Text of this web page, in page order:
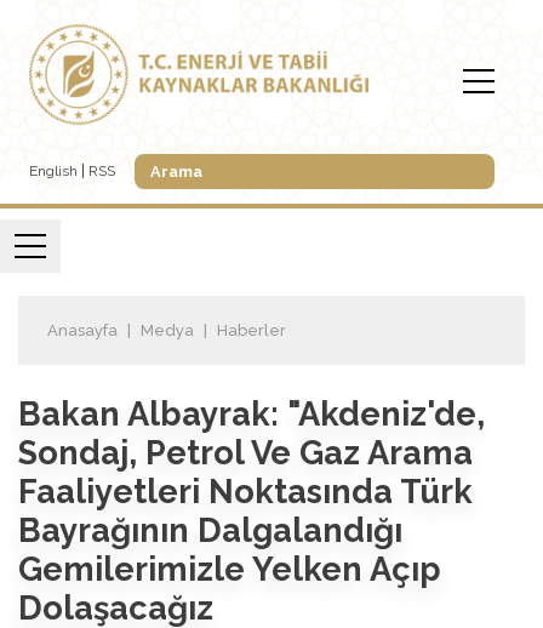
English RSS
Anasayfa Medya Haberler
Bakan Albayrak: "Akdeniz'de,
Sondaj, Petrol Ve Gaz Arama
Faaliyetleri Noktasında Türk
Bayrağının Dalgalandığı
Gemilerimizle Yelken Açıp
Dolaşacağız